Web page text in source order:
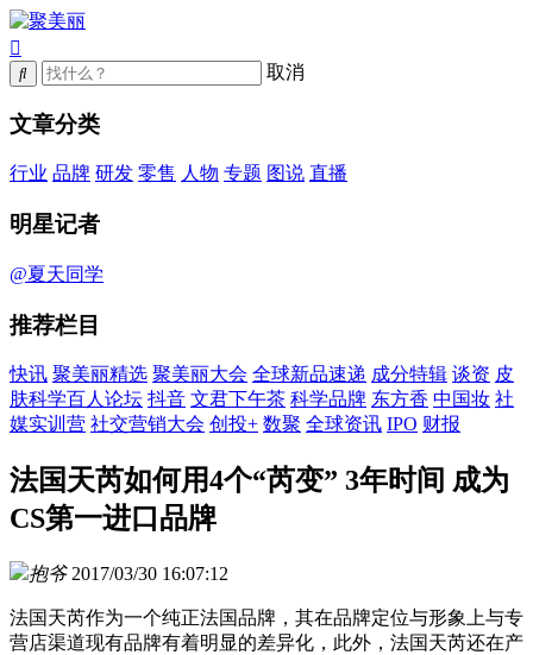
取消
文章分类
行业 品牌 研发 零售 人物 专题 图说 直播
明星记者
@夏天同学
推荐栏目
快讯 聚美丽精选 聚美丽大会 全球新品速递 成分特辑 谈资 皮
肤科学百人论坛 抖音 文君下午茶 科学品牌 东方香 中国妆 社
媒实训营 社交营销大会 创投+ 数聚 全球资讯 IPO 财报
法国天芮如何用4个“芮变” 3年时间 成为
CS第一进口品牌
抱爷 2017/03/30 16:07:12
法国天芮作为一个纯正法国品牌，其在品牌定位与形象上与专
营店渠道现有品牌有着明显的差异化，此外，法国天芮还在产